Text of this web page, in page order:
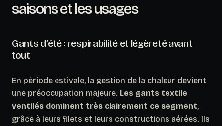
saisons et les usages
Gants d’été : respirabilité et légèreté avant
tout
En période estivale, la gestion de la chaleur devient
une préoccupation majeure. Les gants textile
ventilés dominent très clairement ce segment,
grâce à leurs filets et leurs constructions aérées. Ils